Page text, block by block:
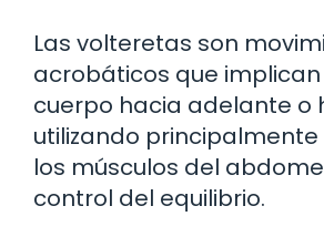
Las volteretas son
acrobáticos que
cuerpo hacia adelante o
utilizando principalmente
los músculos del
control del equilibrio.